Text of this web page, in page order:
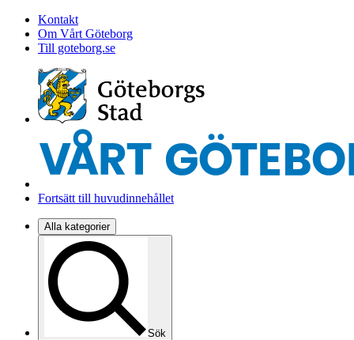
Kontakt
Om Vårt Göteborg
Till goteborg.se
Fortsätt till huvudinnehållet
Alla kategorier
Sök